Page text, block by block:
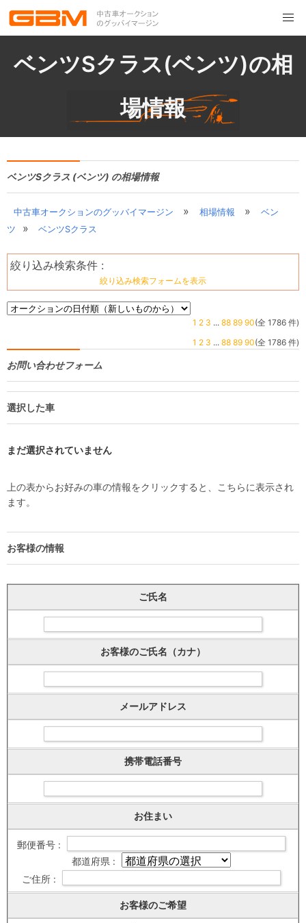
ベンツSクラス(ベンツ)の相
場情報
ベンツSクラス (ベンツ) の相場情報
中古車オークションのグッバイマージン » 相場情報 »
ベン
ツ
» ベンツSクラス
絞り込み検索条件 :
絞り込み検索フォームを表示
1 2 3 ... 88 89 90(全 1786 件)
1 2 3 ... 88 89 90(全 1786 件)
お問い合わせフォーム
選択した車
まだ選択されていません
上の表からお好みの車の情報をクリックすると、こちらに表示され
ます。
お客様の情報
ご氏名
お客様のご氏名（カナ）
メールアドレス
携帯電話番号
お住まい
郵便番号 :
都道府県 :
ご住所 :
お客様のご希望